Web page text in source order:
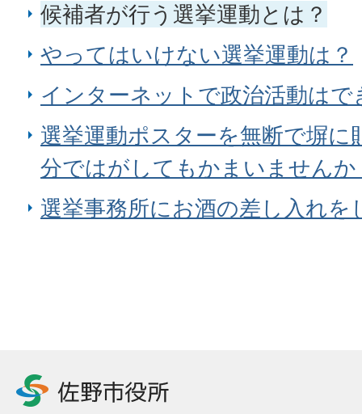
候補者が行う選挙運動とは？
やってはいけない選挙運動は？
インターネットで政治活動はで
選挙運動ポスターを無断で塀
分ではがしてもかまいませんか
選挙事務所にお酒の差し入れ